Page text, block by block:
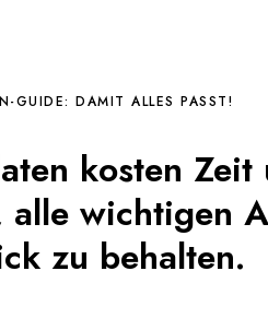
GUIDE: DAMIT ALLES PASST!
kosten
alle wichtigen
zu behalten.